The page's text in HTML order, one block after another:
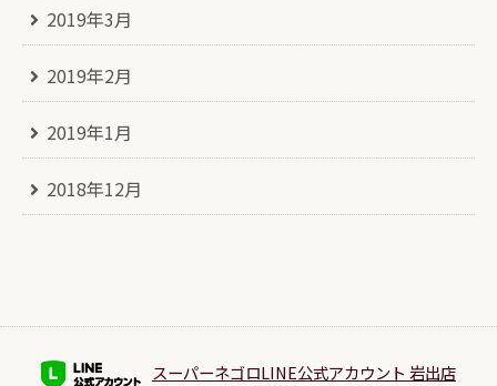
2019年3月
2019年2月
2019年1月
2018年12月
スーパーネゴロLINE公式アカウント 岩出店